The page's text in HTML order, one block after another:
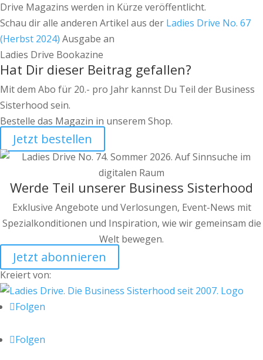
Drive Magazins werden in Kürze veröffentlicht.
Schau dir alle anderen Artikel aus der Ladies Drive No. 67
(Herbst 2024) Ausgabe an
Ladies Drive Bookazine
Hat Dir dieser Beitrag gefallen?
Mit dem Abo für 20.- pro Jahr kannst Du Teil der Business
Sisterhood sein.
Bestelle das Magazin in unserem Shop.
Jetzt bestellen
Werde Teil unserer Business Sisterhood
Exklusive Angebote und Verlosungen, Event-News mit
Spezialkonditionen und Inspiration, wie wir gemeinsam die
Welt bewegen.
Jetzt abonnieren
Kreiert von:
Folgen
Folgen